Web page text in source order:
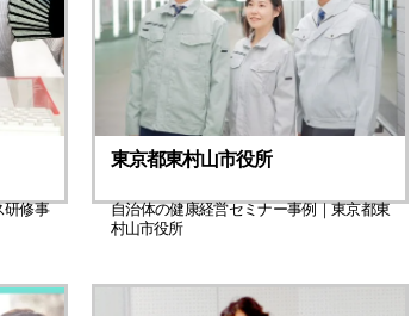
研修事
東京都東村山市役所
自治体の健康経営セミナー事例｜東京都東
村山市役所